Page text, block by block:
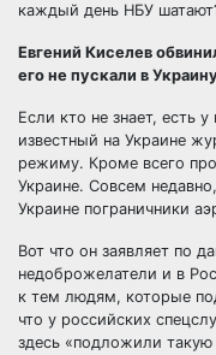
каждый день НБУ
Евгений Киселев
его не пускали в
Если кто не знает, есть
известный на Украине
режиму. Кроме всего
Украине. Совсем
Украине пограничники
Вот что он заявляет по
недоброжелатели и в
к тем людям, которые
что у российских
здесь «подложили